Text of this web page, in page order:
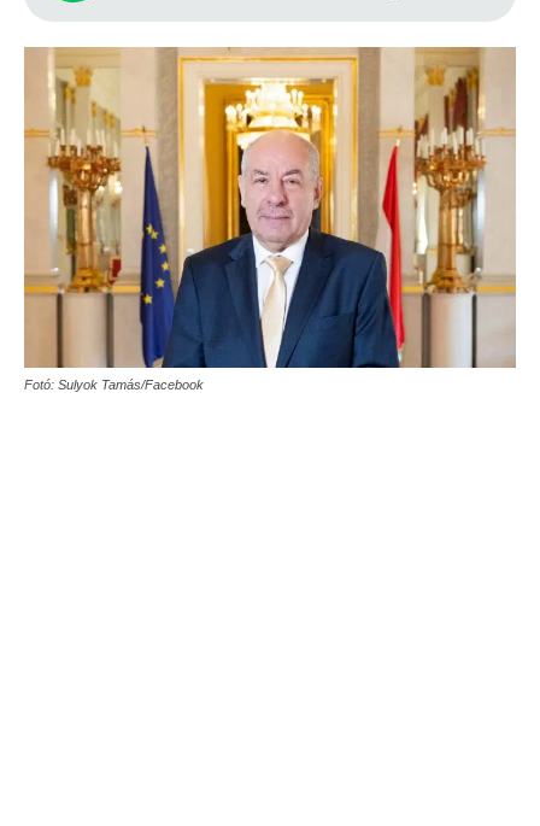
Fotó: Sulyok Tamás/Facebook